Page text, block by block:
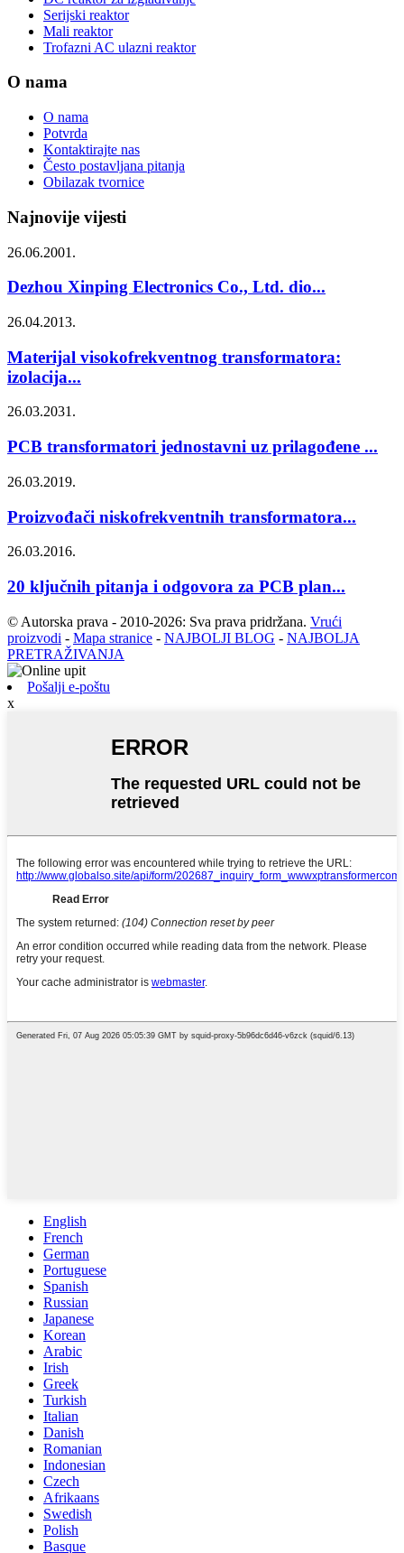
Serijski reaktor
Mali reaktor
Trofazni AC ulazni reaktor
O nama
O nama
Potvrda
Kontaktirajte nas
Često postavljana pitanja
Obilazak tvornice
Najnovije vijesti
26.06.2001.
Dezhou Xinping Electronics Co., Ltd. dio...
26.04.2013.
Materijal visokofrekventnog transformatora:
izolacija...
26.03.2031.
PCB transformatori jednostavni uz prilagođene ...
26.03.2019.
Proizvođači niskofrekventnih transformatora...
26.03.2016.
20 ključnih pitanja i odgovora za PCB plan...
© Autorska prava - 2010-2026: Sva prava pridržana. Vrući
proizvodi - Mapa stranice - NAJBOLJI BLOG - NAJBOLJA
PRETRAŽIVANJA
Pošalji e-poštu
x
English
French
German
Portuguese
Spanish
Russian
Japanese
Korean
Arabic
Irish
Greek
Turkish
Italian
Danish
Romanian
Indonesian
Czech
Afrikaans
Swedish
Polish
Basque